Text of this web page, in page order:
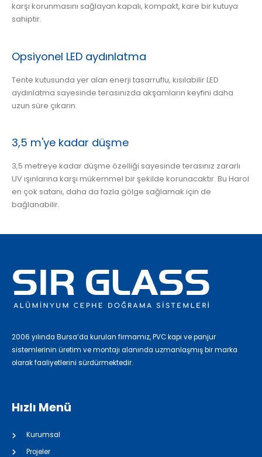
karşı korunmasını sağlayan kapalı, kompakt, kare bir kutuya
sahiptir.
Opsiyonel LED aydınlatma
Tente kutusunda yer alan enerji tasarruflu, kısılabilir LED
aydınlatma sayesinde terasınızda akşamların keyfini daha
uzun süre çıkarın.
3,5 m'ye kadar düşme
3,5 metreye kadar düşme özelliği sayesinde terasınız zararlı
UV ışınlarına karşı mükemmel bir şekilde korunacaktır. Bu Harol
en çok satanı, daha da fazla gölge sağlamak için de
bağlanabilir.
2006 yılında Bursa’da kurulan firmamız, PVC kapı ve panjur
sistemlerinin üretim ve montajı alanında uzmanlaşmış bir marka
olarak faaliyetlerini sürdürmektedir.
Hızlı Menü
Kurumsal
Projeler